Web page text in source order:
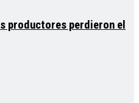
productores perdieron el